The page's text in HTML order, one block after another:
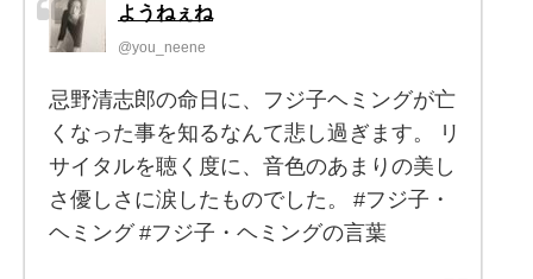
ようねぇね
@you_neene
忌野清志郎の命日に、フジ子ヘミングが亡
くなった事を知るなんて悲し過ぎます。 リ
サイタルを聴く度に、音色のあまりの美し
さ優しさに涙したものでした。 #フジ子・
ヘミング #フジ子・ヘミングの言葉